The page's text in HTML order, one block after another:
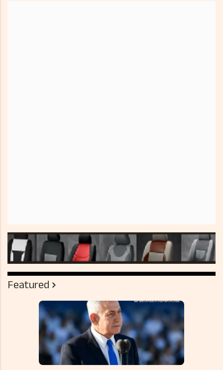
Featured